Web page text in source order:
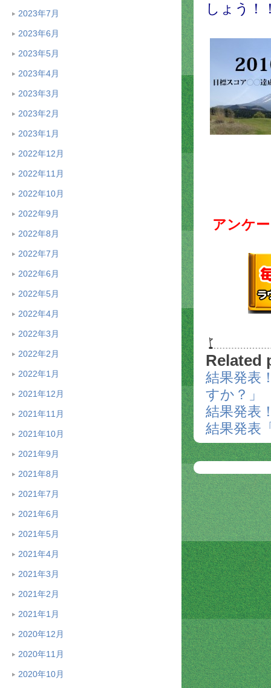
2023年7月
2023年6月
2023年5月
2023年4月
2023年3月
2023年2月
2023年1月
2022年12月
2022年11月
2022年10月
2022年9月
2022年8月
2022年7月
2022年6月
2022年5月
2022年4月
2022年3月
2022年2月
2022年1月
2021年12月
2021年11月
2021年10月
2021年9月
2021年8月
2021年7月
2021年6月
2021年5月
2021年4月
2021年3月
2021年2月
2021年1月
2020年12月
2020年11月
2020年10月
しょう！
アンケ
Related
結果発表
すか？」
結果発表
結果発表